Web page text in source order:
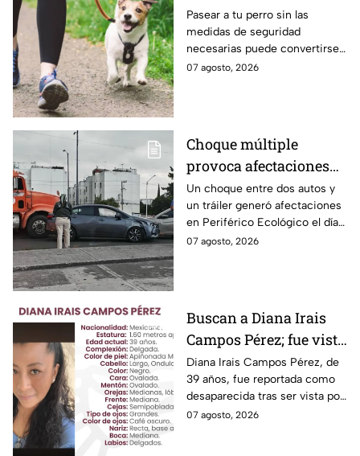
Grace Palomares
que salir a pedir disculpas…
pero la pregunta es: ¿Basta
con decir “me equivoqué”
cada vez que una declaración
genera indignación?
una fuerte MULTA
Pasear a tu perro sin las
medidas de seguridad
necesarias puede convertirse
en una infracción en la CDMX,
07 agosto, 2026
Choque múltiple
provoca afectaciones
en Periférico Ecológico
hoy viernes
Un choque entre dos autos y
un tráiler generó afectaciones
en Periférico Ecológico el día
de hoy, con dirección a la 24
07 agosto, 2026
Buscan a Diana Irais
Campos Pérez; fue vista
por última vez en la
ciudad de Puebla
Diana Irais Campos Pérez, de
39 años, fue reportada como
desaparecida tras ser vista por
última vez el 6 de agosto en
07 agosto, 2026